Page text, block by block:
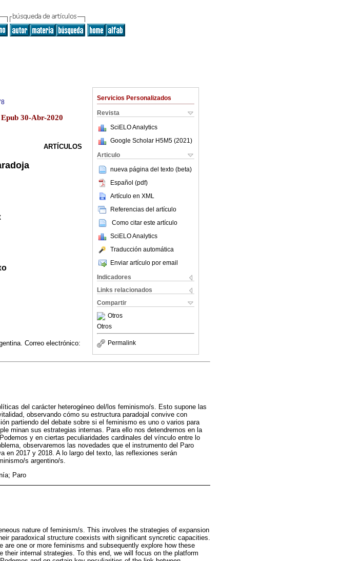
Servicios Personalizados
Revista
SciELO Analytics
Google Scholar H5M5 (2021 )
Articulo
nueva página del texto (beta)
Español (pdf)
Artículo en XML
Referencias del artículo
Como citar este artículo
SciELO Analytics
Traducción automática
Enviar artículo por email
Indicadores
Links relacionados
Compartir
Otros
Otros
Permalink
30-Abr-2020
ARTÍCULOS
Correo electrónico:
del carácter heterogéneo del/los feminismo/s. Esto supone las
observando cómo su estructura paradojal convive con
partiendo del debate sobre si el feminismo es uno o varios para
minan sus estrategias internas. Para ello nos detendremos en la
y en ciertas peculiaridades cardinales del vínculo entre lo
observaremos las novedades que el instrumento del Paro
en 2017 y 2018. A lo largo del texto, las reflexiones serán
s argentino/s.
Paro
nature of feminism/s. This involves the strategies of expansion
paradoxical structure coexists with significant syncretic capacities.
one or more feminisms and subsequently explore how these
internal strategies. To this end, we will focus on the platform